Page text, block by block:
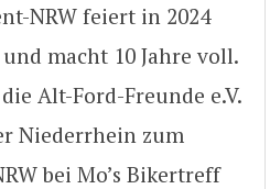
NRW feiert in 2024
macht 10 Jahre voll.
Alt-Ford-Freunde e.V.
Niederrhein zum
bei Mo’s Bikertreff